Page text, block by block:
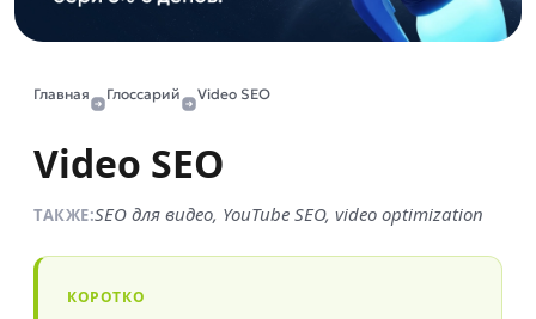
Главная Глоссарий Video SEO
Video SEO
ТАКЖЕ:SEO для видео, YouTube SEO, video optimization
КОРОТКО